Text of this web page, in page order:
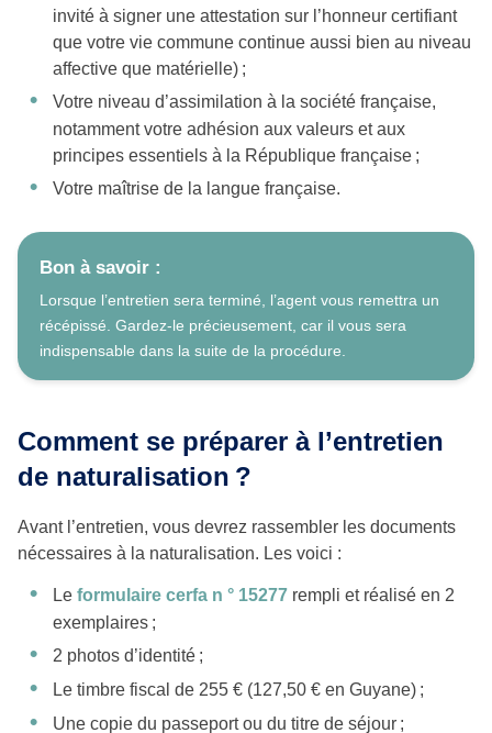
invité à signer une attestation sur l’honneur certifiant
que votre vie commune continue aussi bien au niveau
affective que matérielle) ;
Votre niveau d’assimilation à la société française,
notamment votre adhésion aux valeurs et aux
principes essentiels à la République française ;
Votre maîtrise de la langue française.
Bon à savoir :
Lorsque l’entretien sera terminé, l’agent vous remettra un
récépissé. Gardez-le précieusement, car il vous sera
indispensable dans la suite de la procédure.
Comment se préparer à l’entretien
de naturalisation ?
Avant l’entretien, vous devrez rassembler les documents
nécessaires à la naturalisation. Les voici :
Le formulaire cerfa n ° 15277 rempli et réalisé en 2
exemplaires ;
2 photos d’identité ;
Le timbre fiscal de 255 € (127,50 € en Guyane) ;
Une copie du passeport ou du titre de séjour ;